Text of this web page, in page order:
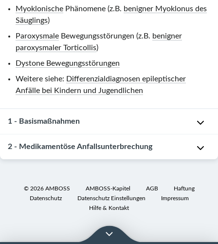
Myoklonische Phänomene (z.B. benigner Myoklonus des
Säuglings)
Paroxysmale Bewegungsstörungen (z.B. benigner
paroxysmaler Torticollis)
Dystone Bewegungsstörungen
Weitere siehe: Differenzialdiagnosen epileptischer
Anfälle bei Kindern und Jugendlichen
1 - Basismaßnahmen
Allgemeines
überwachen
Siehe
2 - Medikamentöse Anfallsunterbrechung
Benzodiazepine
© 2026AMBOSS AMBOSS-Kapitel AGB
Haftung
Datenschutz
Datenschutz Einstellungen
Impressum
Hilfe & Kontakt